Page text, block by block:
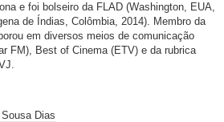
e foi bolseiro da FLAD (Washington, EUA,
de Índias, Colômbia, 2014). Membro da
em diversos meios de comunicação
FM), Best of Cinema (ETV) e da rubrica
Dias